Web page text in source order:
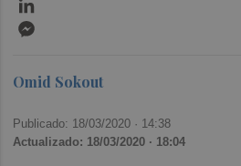
Omid Sokout
Publicado: 18/03/2020 · 14:38
Actualizado: 18/03/2020 · 18:04